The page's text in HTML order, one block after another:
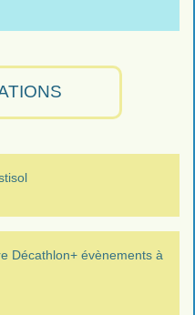
Décathlon+ évènements à